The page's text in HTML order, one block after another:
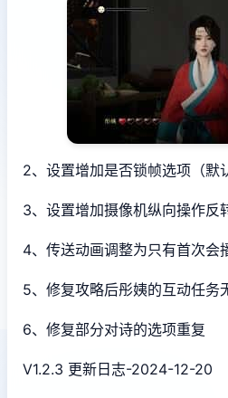
2、设置增加是否锁帧选项（默
3、设置增加摄像机纵向操作反
4、传送动画调整为只有首次会
5、修复攻略后彤姨的互动任务
6、修复部分对诗的选项重复
V1.2.3 更新日志-2024-12-20